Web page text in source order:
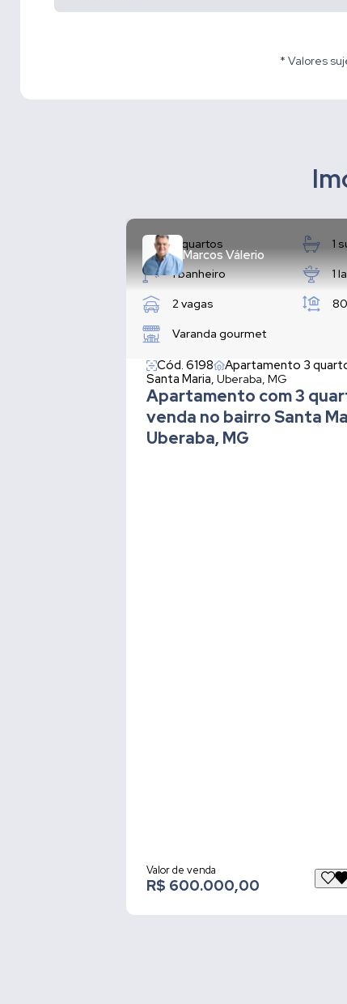
* Valores
Marcos Válerio
3 quartos 1
1 banheiro 1
2 vagas
Varanda gourmet
Cód. 6198 Apartamento 3
Santa Maria, Uberaba, MG
Apartamento com 3
venda no bairro Santa
Uberaba, MG
Valor de venda
R$ 600.000,00